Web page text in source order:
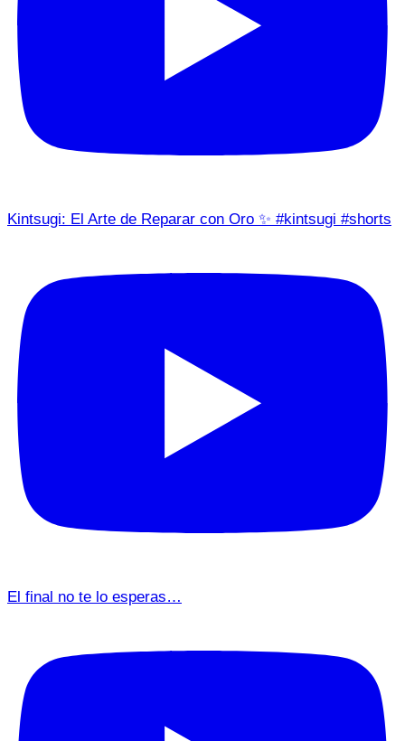
Kintsugi: El Arte de Reparar con Oro ✨ #kintsugi #shorts
El final no te lo esperas…